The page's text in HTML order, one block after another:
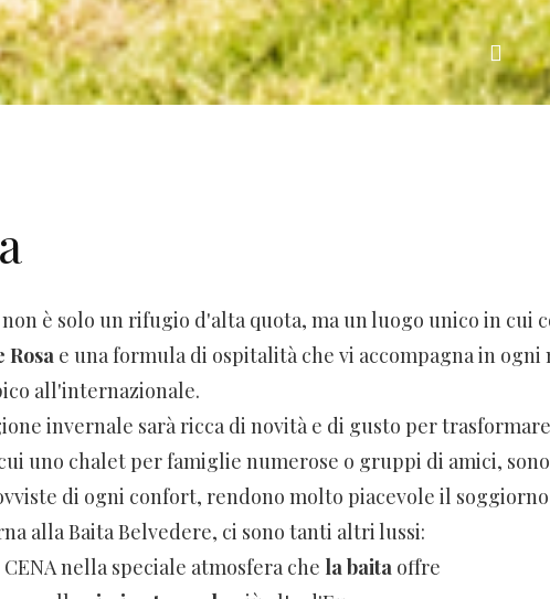
non è solo un rifugio d'alta quota, ma un luogo unico in cui
Rosa e una formula di ospitalità che vi accompagna in
all'internazionale.
invernale sarà ricca di novità e di gusto per
uno chalet per famiglie numerose o gruppi di amici,
di ogni confort, rendono molto piacevole il
alla Baita Belvedere, ci sono tanti altri lussi:
nella speciale atmosfera che la baita offre